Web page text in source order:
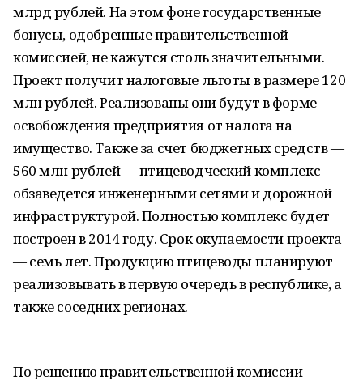
млрд рублей. На этом фоне государственные
бонусы, одобренные правительственной
комиссией, не кажутся столь значительными.
Проект получит налоговые льготы в размере 120
млн рублей. Реализованы они будут в форме
освобождения предприятия от налога на
имущество. Также за счет бюджетных средств —
560 млн рублей — птицеводческий комплекс
обзаведется инженерными сетями и дорожной
инфраструктурой. Полностью комплекс будет
построен в 2014 году. Срок окупаемости проекта
— семь лет. Продукцию птицеводы планируют
реализовывать в первую очередь в республике, а
также соседних регионах.
По решению правительственной комиссии